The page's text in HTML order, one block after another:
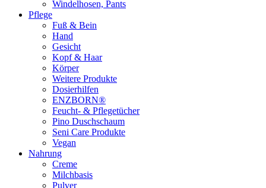
Windelhosen, Pants
Pflege
Fuß & Bein
Hand
Gesicht
Kopf & Haar
Körper
Weitere Produkte
Dosierhilfen
ENZBORN®
Feucht- & Pflegetücher
Pino Duschschaum
Seni Care Produkte
Vegan
Nahrung
Creme
Milchbasis
Pulver